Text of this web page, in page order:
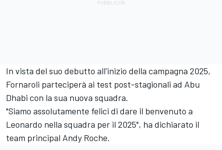
In vista del suo debutto all'inizio della campagna 2025,
Fornaroli parteciperà ai test post-stagionali ad Abu
Dhabi con la sua nuova squadra.
"Siamo assolutamente felici di dare il benvenuto a
Leonardo nella squadra per il 2025", ha dichiarato il
team principal Andy Roche.